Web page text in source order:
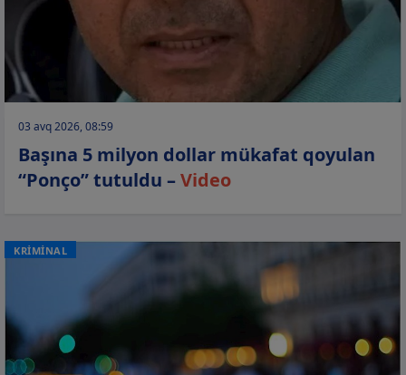
03 avq 2026, 08:59
Başına 5 milyon dollar mükafat qoyulan
“Ponço” tutuldu –Video
KRİMİNAL